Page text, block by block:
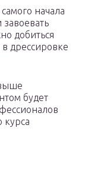
начала
завоевать
добиться
дрессировке
будет
курса